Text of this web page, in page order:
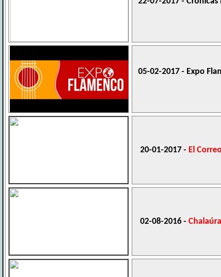
05-02-2017 - Expo
20-01-2017 - El
02-08-2016 - Chalaúra